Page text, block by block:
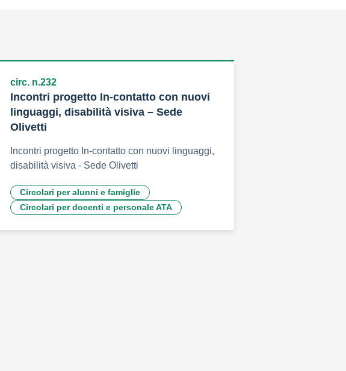
circ. n.232
Incontri progetto In-contatto con nuovi
linguaggi, disabilità visiva – Sede
Olivetti
Incontri progetto In-contatto con nuovi linguaggi,
disabilità visiva - Sede Olivetti
Circolari per alunni e famiglie
Circolari per docenti e personale ATA